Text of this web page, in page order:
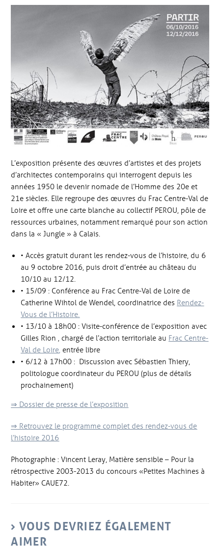
L’exposition présente des œuvres d’artistes et des projets
d’architectes contemporains qui interrogent depuis les
années 1950 le devenir nomade de l’Homme des 20e et
21e siècles. Elle regroupe des œuvres du Frac Centre-Val de
Loire et offre une carte blanche au collectif PEROU, pôle de
ressources urbaines, notamment remarqué pour son action
dans la « Jungle » à Calais.
• Accès gratuit durant les rendez-vous de l’histoire, du 6
au 9 octobre 2016, puis droit d’entrée au château du
10/10 au 12/12.
• 15/09 : Conférence au Frac Centre-Val de Loire de
Catherine Wihtol de Wendel, coordinatrice des Rendez-
Vous de l’Histoire.
• 13/10 à 18h00 : Visite-conférence de l’exposition avec
Gilles Rion , chargé de l’action territoriale au Frac Centre-
Val de Loire entrée libre
• 6/12 à 17h00 : Discussion avec Sébastien Thiery,
politologue coordinateur du PEROU (plus de détails
prochainement)
⇒ Dossier de presse de l’exposition
⇒ Retrouvez le programme complet des rendez-vous de
l’histoire 2016
Photographie : Vincent Leray, Matière sensible – Pour la
rétrospective 2003-2013 du concours «Petites Machines à
Habiter» CAUE72.
VOUS DEVRIEZ ÉGALEMENT
AIMER